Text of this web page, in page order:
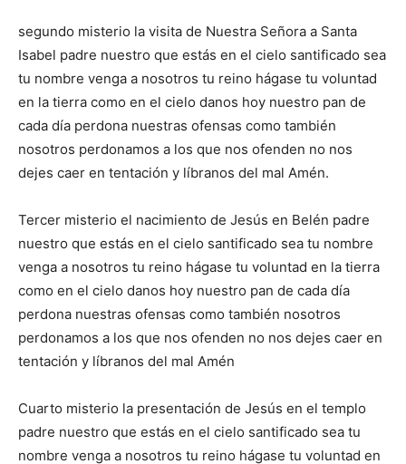
segundo misterio la visita de Nuestra Señora a Santa
Isabel padre nuestro que estás en el cielo santificado sea
tu nombre venga a nosotros tu reino hágase tu voluntad
en la tierra como en el cielo danos hoy nuestro pan de
cada día perdona nuestras ofensas como también
nosotros perdonamos a los que nos ofenden no nos
dejes caer en tentación y líbranos del mal Amén.
Tercer misterio el nacimiento de Jesús en Belén padre
nuestro que estás en el cielo santificado sea tu nombre
venga a nosotros tu reino hágase tu voluntad en la tierra
como en el cielo danos hoy nuestro pan de cada día
perdona nuestras ofensas como también nosotros
perdonamos a los que nos ofenden no nos dejes caer en
tentación y líbranos del mal Amén
Cuarto misterio la presentación de Jesús en el templo
padre nuestro que estás en el cielo santificado sea tu
nombre venga a nosotros tu reino hágase tu voluntad en